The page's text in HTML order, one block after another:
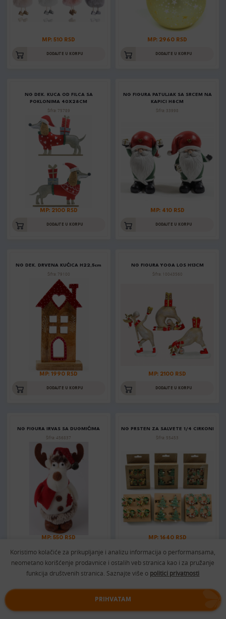
MP: 510 RSD
DODAJTE U KORPU
MP: 2960 RSD
DODAJTE U KORPU
NG DEK. KUCA OD FILCA SA
POKLONIMA 40X28CM
Šifra: 75789
MP: 2100 RSD
DODAJTE U KORPU
NG FIGURA PATULJAK SA SRCEM NA
KAPICI H8CM
Šifra: 33998
MP: 410 RSD
DODAJTE U KORPU
NG DEK. DRVENA KUĆICA H22,5cm
Šifra: 79100
MP: 1990 RSD
DODAJTE U KORPU
NG FIGURA YOGA LOS H13CM
Šifra: 10043560
MP: 2100 RSD
DODAJTE U KORPU
NG FIGURA IRVAS SA DUGMIĆIMA
Šifra: 456837
MP: 550 RSD
DODAJTE U KORPU
NG PRSTEN ZA SALVETE 1/4 CIRKONI
Šifra: 55453
MP: 1640 RSD
DODAJTE U KORPU
Koristimo kolačiće za prikupljanje i analizu informacija o performansama,
neometano korišćenje prodavnice i ostalih veb stranica kao i za pružanje
funkcija društvenih stranica. Saznajte više o politici privatnosti
PRIHVATAM